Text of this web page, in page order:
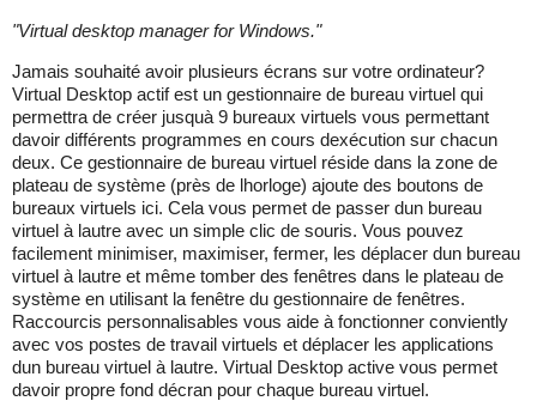
"Virtual desktop manager for Windows."
Jamais souhaité avoir plusieurs écrans sur votre ordinateur?
Virtual Desktop actif est un gestionnaire de bureau virtuel qui
permettra de créer jusquà 9 bureaux virtuels vous permettant
davoir différents programmes en cours dexécution sur chacun
deux. Ce gestionnaire de bureau virtuel réside dans la zone de
plateau de système (près de lhorloge) ajoute des boutons de
bureaux virtuels ici. Cela vous permet de passer dun bureau
virtuel à lautre avec un simple clic de souris. Vous pouvez
facilement minimiser, maximiser, fermer, les déplacer dun bureau
virtuel à lautre et même tomber des fenêtres dans le plateau de
système en utilisant la fenêtre du gestionnaire de fenêtres.
Raccourcis personnalisables vous aide à fonctionner conviently
avec vos postes de travail virtuels et déplacer les applications
dun bureau virtuel à lautre. Virtual Desktop active vous permet
davoir propre fond décran pour chaque bureau virtuel.